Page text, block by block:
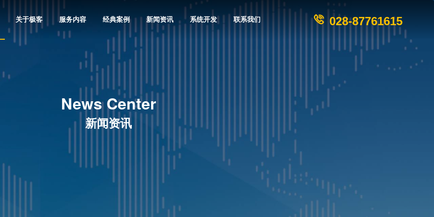
关于极客 服务内容 经典案例 新闻资讯 系统开发 联系我们 028-87761615
News Center
新闻资讯